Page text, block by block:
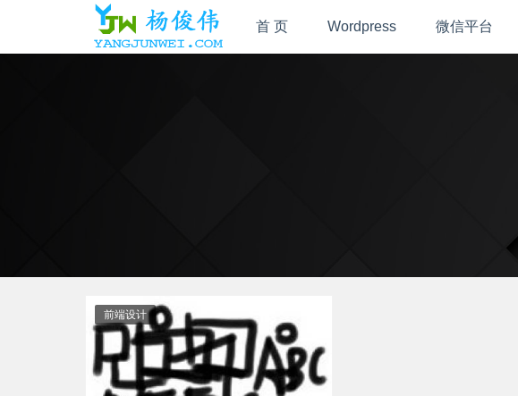
首 页 Wordpress 微信平台
前端设计